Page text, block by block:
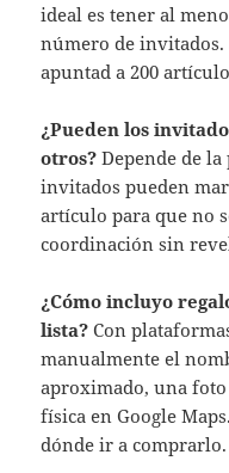
ideal es tener al
número de invitados.
apuntad a 200
¿Pueden los
otros? Depende de
invitados pueden
artículo para que no
coordinación sin
¿Cómo incluyo
lista? Con
manualmente el
aproximado, una
física en Google
dónde ir a comprarlo.